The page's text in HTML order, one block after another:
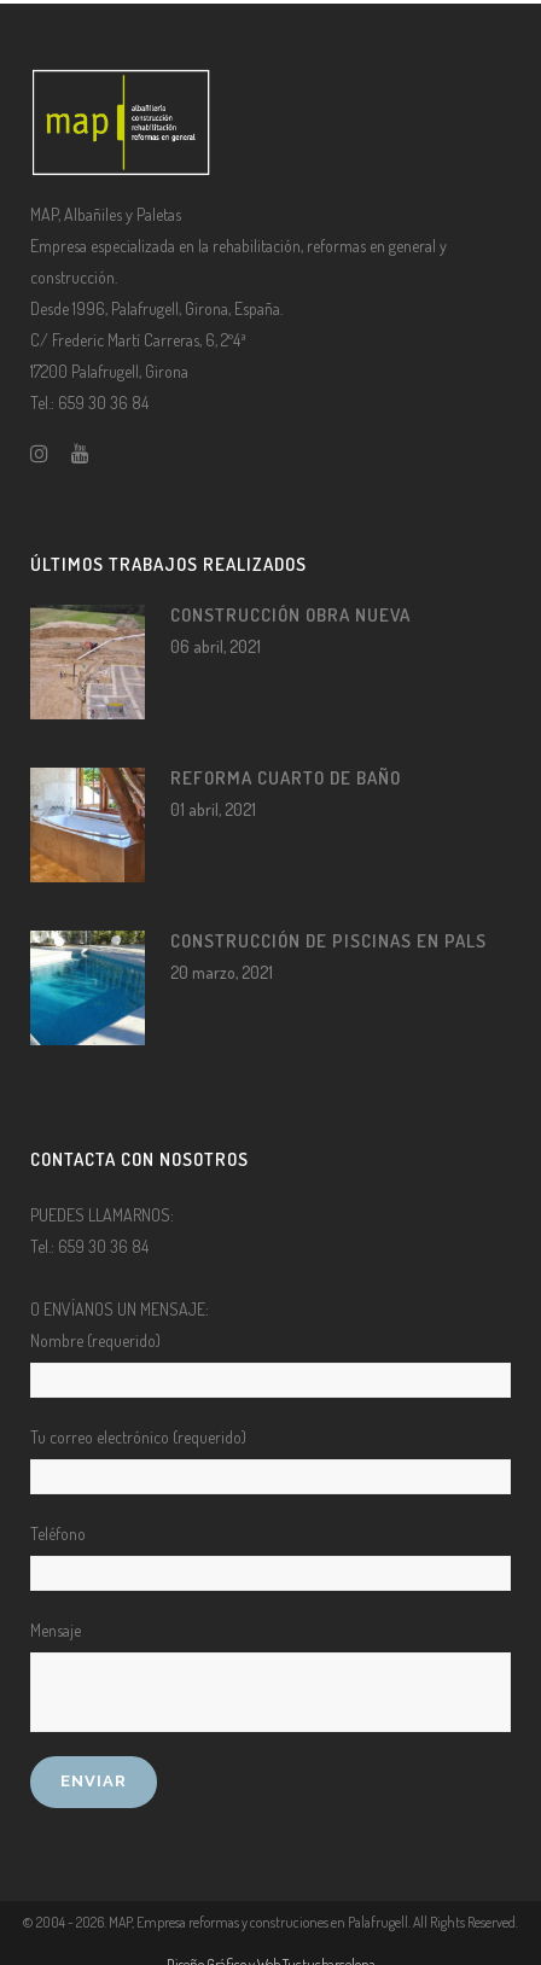
MAP, Albañiles y Paletas
Empresa especializada en la rehabilitación, reformas en general y
construcción.
Desde 1996, Palafrugell, Girona, España.
C/ Frederic Martí Carreras, 6, 2º4ª
17200 Palafrugell, Girona
Tel.: 659 30 36 84
ÚLTIMOS TRABAJOS REALIZADOS
CONSTRUCCIÓN OBRA NUEVA
06 abril, 2021
REFORMA CUARTO DE BAÑO
01 abril, 2021
CONSTRUCCIÓN DE PISCINAS EN PALS
20 marzo, 2021
CONTACTA CON NOSOTROS
PUEDES LLAMARNOS:
Tel.: 659 30 36 84
O ENVÍANOS UN MENSAJE:
Nombre (requerido)
Tu correo electrónico (requerido)
Teléfono
Mensaje
© 2004 - 2026 . MAP, Empresa reformas y construciones en Palafrugell. All Rights Reserved.